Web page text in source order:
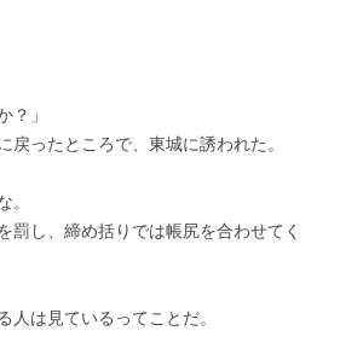
？」
戻ったところで、東城に誘われた。
。
罰し、締め括りでは帳尻を合わせてく
人は見ているってことだ。